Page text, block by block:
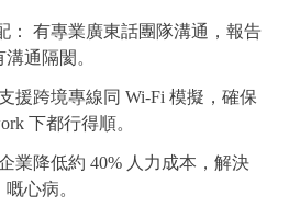
： 有專業廣東話團隊溝通，報告
通隔閡。
援跨境專線同 Wi-Fi 模擬，確保
下都行得順。
業降低約 40% 人力成本，解決
心病。